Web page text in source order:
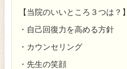
【当院のいいところ３つは？】
・自己回復力を高める方針
・カウンセリング
・先生の笑顔